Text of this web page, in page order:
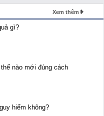
Xem thêm
gì?
nào mới đúng cách
hiểm không?